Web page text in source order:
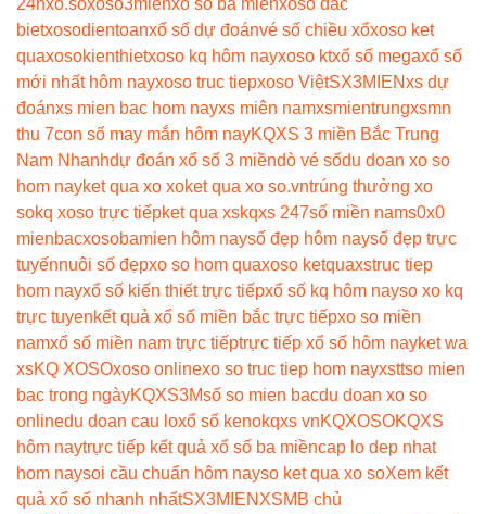
bietxosodientoanxổ số dự đoánvé số chiều xổxoso ket
quaxosokienthietxoso kq hôm nayxoso ktxổ số megaxổ số
mới nhất hôm nayxoso truc tiepxoso ViệtSX3MIENxs dự
đoánxs mien bac hom nayxs miên namxsmientrungxsmn
thu 7con số may mắn hôm nayKQXS 3 miền Bắc Trung
Nam Nhanhdự đoán xổ số 3 miềndò vé sốdu doan xo so
hom nayket qua xo xoket qua xo so.vntrúng thưởng xo
sokq xoso trực tiếpket qua xskqxs 247số miền nams0x0
mienbacxosobamien hôm naysố đẹp hôm naysố đẹp trực
tuyếnnuôi số đẹpxo so hom quaxoso ketquaxstruc tiep
hom nayxổ số kiến thiết trực tiếpxổ số kq hôm nayso xo kq
trực tuyenkết quả xổ số miền bắc trực tiếpxo so miền
namxổ số miền nam trực tiếptrực tiếp xổ số hôm nayket wa
xsKQ XOSOxoso onlinexo so truc tiep hom nayxsttso mien
bac trong ngàyKQXS3Msố so mien bacdu doan xo so
onlinedu doan cau loxổ số kenokqxs vnKQXOSOKQXS
hôm naytrực tiếp kết quả xổ số ba miềncap lo dep nhat
hom naysoi cầu chuẩn hôm nayso ket qua xo soXem kết
quả xổ số nhanh nhấtSX3MIEN XSMB chủ